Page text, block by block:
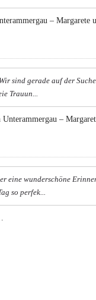
– Margarete
sind gerade auf der
Trauun...
–
eine wunderschöne
so perfek...